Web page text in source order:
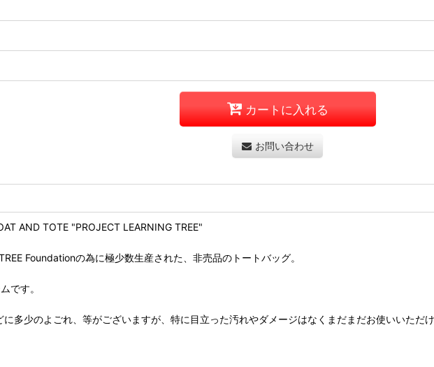
カートに入れる
お問い合わせ
AND TOTE "PROJECT LEARNING TREE"
Foundationの為に極少数生産された、非売品のトートバッグ。
です。
多少のよごれ、等がございますが、特に目立った汚れやダメージはなくまだまだお使いいただ